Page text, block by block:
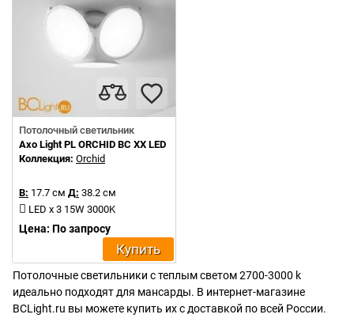
Потолочный светильник
Axo Light PL ORCHID BC XX LED
Коллекция: Orchid
В: 17.7 см Д: 38.2 см
LED x 3 15W 3000K
Цена: По запросу
Купить
Потолочные светильники с теплым светом 2700-3000 k
идеально подходят для мансарды. В интернет-магазине
BCLight.ru вы можете купить их с доставкой по всей России.